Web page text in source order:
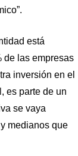
está
de las empresas
inversión en el
es parte de un
se vaya
medianos que